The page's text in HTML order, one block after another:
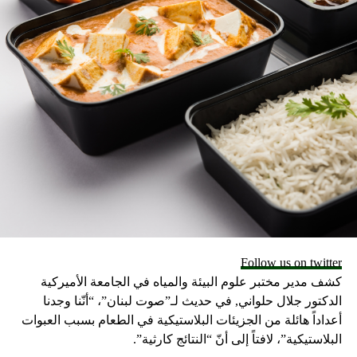
العروش يتكلمون الانجليزية، فبعض الثقافات في المسلسل قد
تكلمو لغة جديدة تم اختراعها خلال السلسلة. محاربي الاحصنة
الغجر، المعروفين بالدوثراكي قد تكلموا تلك اللغة (إلى جانب
اللغة الفاليرية) حيث اخترعها ” جورج آر.آر مارتن” عن طريق
بعض العبارات التي ادخلها في سلسلة الروايات. لك فيما يخص
المسلسل التلفزيوني، احتاج المنتجون أكثر من مجرد سطور
عابرة لهؤلاء المتكلمين الأجانب، وهذا سبب لجوئهم إلى خبير
اللغويات “ديفيد جاي. باتيرسون” فاللغات كالدوثراكية والفاليرية
(والكلينجونية والالفشية ولغة الاسبرانتو العالمية) لهذا السبب
يعرفون باللغات المبنية أو المنشئة، وباتيرسون هو مختص في
البناء اللغوي، فقد انشأ لغات لعدد من العروض التلفازية.
فالعبقرية في لغة أنشأها لغوي محترف تكمن باستخدامها لقواعد
الفاليرية قد يوضح لك أكثر عن كيفية عمل لغتك. ولحسن الحظ
هذا ما قد شرحه باتيرسون لصحيفة لوس آنجلوس تايمز في عام
2015. ثالثاً: علم الهندسة: الجدار على الرغم من كل الخيال الذي
يملأ سلسلة صراع العروش، فقد يكون الجدار هو الأكثر غرابة
Follow us on twitter
كشف مدير مختبر علوم البيئة والمياه في الجامعة الأميركية
الدكتور جلال حلواني, في حديث لـ”صوت لبنان”، “أنّنا وجدنا
أعداداً هائلة من الجزيئات البلاستيكية في الطعام بسبب العبوات
البلاستيكية”، لافتاً إلى أنّ “النتائج كارثية”.